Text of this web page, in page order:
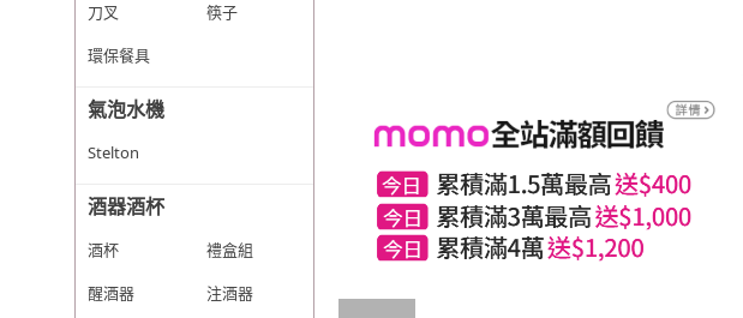
刀叉
筷子
環保餐具
氣泡水機
Stelton
酒器酒杯
酒杯
禮盒組
醒酒器
注酒器